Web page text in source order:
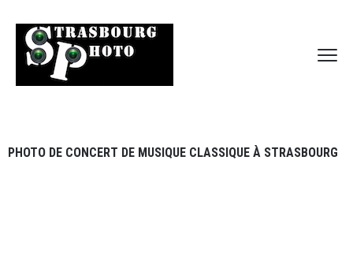
PHOTO DE CONCERT DE MUSIQUE CLASSIQUE À STRASBOURG